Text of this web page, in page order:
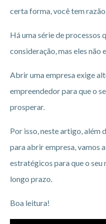
certa forma, você tem
Há uma série de processos
consideração, mas eles
Abrir uma empresa exige
empreendedor para que o
prosperar.
Por isso, neste artigo, além
para abrir empresa, vamos
estratégicos para que o
longo prazo.
Boa leitura!